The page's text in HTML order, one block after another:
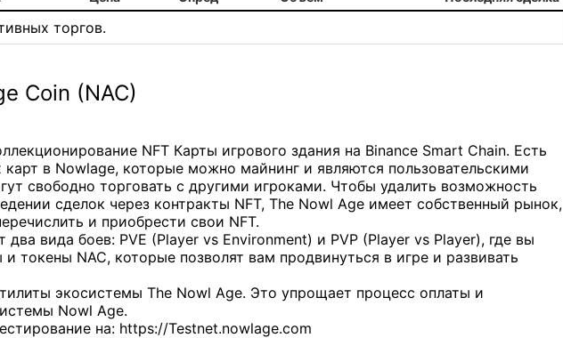
торгов.
Coin (NAC)
NFT Карты игрового здания на Binance Smart Chain. Есть
в Nowlage, которые можно майнинг и являются пользовательскими
свободно торговать с другими игроками. Чтобы удалить возможность
сделок через контракты NFT, The Nowl Age имеет собственный рынок,
и приобрести свои NFT.
два вида боев: PVE (Player vs Environment) и PVP (Player vs Player), где вы
токены NAC, которые позволят вам продвинуться в игре и развивать
экосистемы The Nowl Age. Это упрощает процесс оплаты и
Nowl Age.
на: https://Testnet.nowlage.com